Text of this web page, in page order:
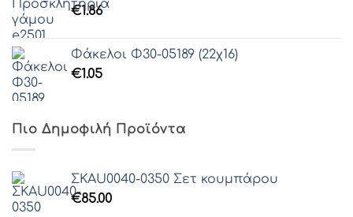
€1.86
Φάκελοι Φ30-05189 (22χ16)
€1.05
Πιο Δημοφιλή Προϊόντα
ΣΚAU0040-0350 Σετ κουμπάρου
€85.00